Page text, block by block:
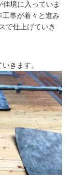
境に入っていま
事が着々と進み
で仕上げていき
きます。